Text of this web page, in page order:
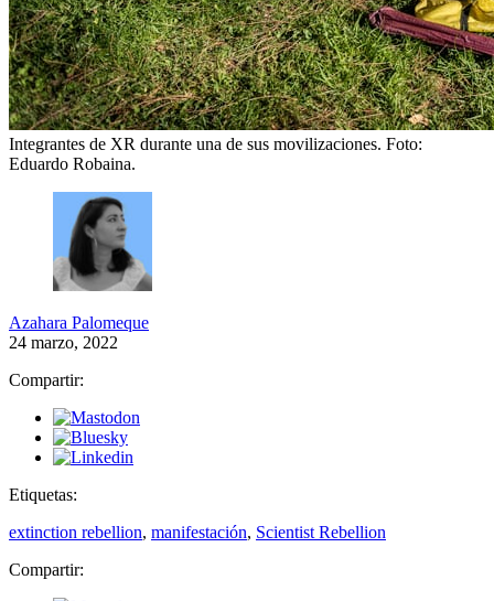
Integrantes de XR durante una de sus movilizaciones. Foto:
Eduardo Robaina.
Azahara Palomeque
24 marzo, 2022
Compartir:
Etiquetas:
extinction rebellion, manifestación, Scientist Rebellion
Compartir: